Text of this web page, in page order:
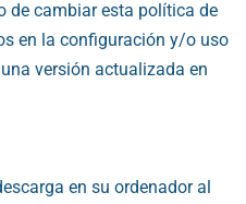
de cambiar esta política de
en la configuración y/o uso
versión actualizada en
en su ordenador al